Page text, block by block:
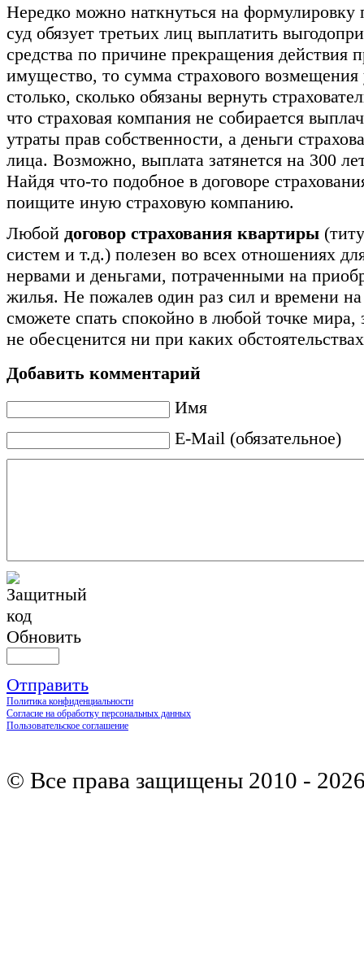
Нередко можно наткнуться на формулировку
суд обязует третьих лиц выплатить
средства по причине прекращения действия
имущество, то сумма страхового
столько, сколько обязаны вернуть
что страховая компания не собирается
утраты прав собственности, а деньги
лица. Возможно, выплата затянется на 300
Найдя что-то подобное в договоре
поищите иную страховую компанию.
Любой договор страхования квартиры
систем и т.д.) полезен во всех отношениях
нервами и деньгами, потраченными на
жилья. Не пожалев один раз сил и времени
сможете спать спокойно в любой точке мира,
не обесценится ни при каких
Добавить комментарий
Имя
E-Mail (обязательное)
Обновить
Отправить
Политика конфиденциальности
Согласие на обработку персональных данных
Пользовательское соглашение
© Все права защищены 2010 -